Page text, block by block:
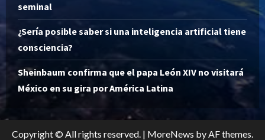
seminal
¿Sería posible saber si una inteligencia artificial tiene
consciencia?
Sheinbaum confirma que el papa León XIV no visitará
México en su gira por América Latina
Copyright © All rights reserved. | MoreNews by AF themes.